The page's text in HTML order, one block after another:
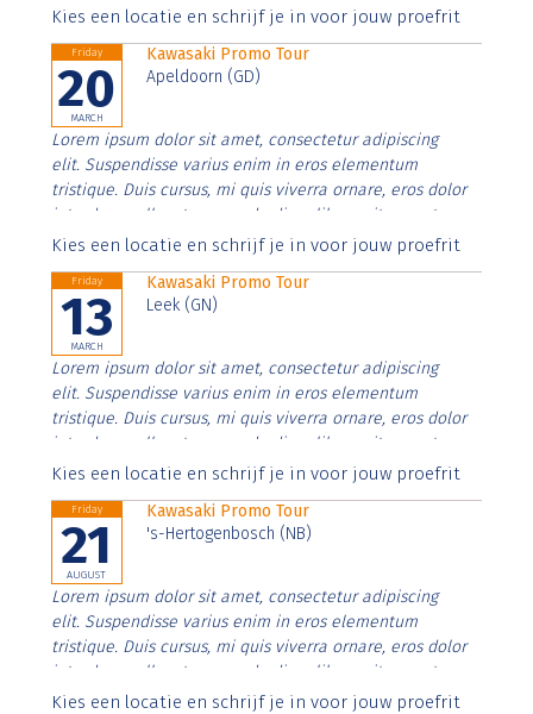
Aenean faucibus nibh et justo cursus id rutrum lorem
Kies een locatie en schrijf je in voor jouw proefrit
Friday
20
MARCH
Kawasaki Promo Tour
Apeldoorn (GD)
Lorem ipsum dolor sit amet, consectetur adipiscing
elit. Suspendisse varius enim in eros elementum
tristique. Duis cursus, mi quis viverra ornare, eros dolor
interdum nulla, ut commodo diam libero vitae erat.
Aenean faucibus nibh et justo cursus id rutrum lorem
Kies een locatie en schrijf je in voor jouw proefrit
Friday
13
MARCH
Kawasaki Promo Tour
Leek (GN)
Lorem ipsum dolor sit amet, consectetur adipiscing
elit. Suspendisse varius enim in eros elementum
tristique. Duis cursus, mi quis viverra ornare, eros dolor
interdum nulla, ut commodo diam libero vitae erat.
Aenean faucibus nibh et justo cursus id rutrum lorem
Kies een locatie en schrijf je in voor jouw proefrit
Friday
21
AUGUST
Kawasaki Promo Tour
's-Hertogenbosch (NB)
Lorem ipsum dolor sit amet, consectetur adipiscing
elit. Suspendisse varius enim in eros elementum
tristique. Duis cursus, mi quis viverra ornare, eros dolor
interdum nulla, ut commodo diam libero vitae erat.
Aenean faucibus nibh et justo cursus id rutrum lorem
Kies een locatie en schrijf je in voor jouw proefrit